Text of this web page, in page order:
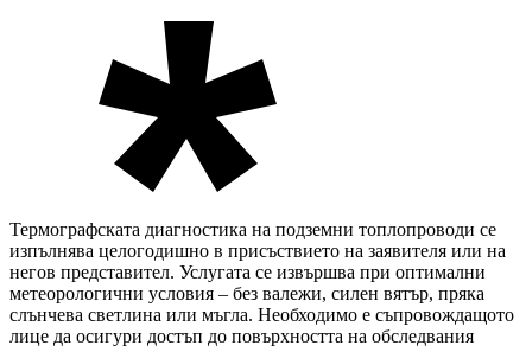
Термографската диагностика на подземни топлопроводи се
изпълнява целогодишно в присъствието на заявителя или на
негов представител. Услугата се извършва при оптимални
метеорологични условия – без валежи, силен вятър, пряка
слънчева светлина или мъгла. Необходимо е съпровождащото
лице да осигури достъп до повърхността на обследвания